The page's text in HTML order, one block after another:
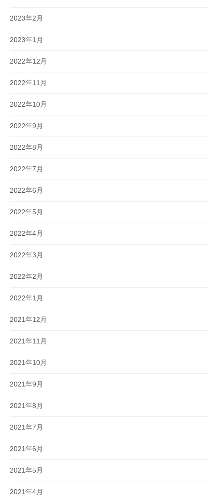
2023年2月
2023年1月
2022年12月
2022年11月
2022年10月
2022年9月
2022年8月
2022年7月
2022年6月
2022年5月
2022年4月
2022年3月
2022年2月
2022年1月
2021年12月
2021年11月
2021年10月
2021年9月
2021年8月
2021年7月
2021年6月
2021年5月
2021年4月